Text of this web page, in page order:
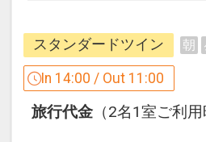
●由志園・・・車で約３
園の面積は4万m2で、
式の日本庭園です。毎
る池泉に何万輪もの牡
５分
綺麗な花や鳥達と出会
ークです。ペンギンの
ウの飛行ショー、バー
どころです。お子様連
※ご予約時に「お問合わ
モ」欄、またはご予約
にご希望をご記入くださ
※証明書等の提示が必
ざいます。
２３年３月展望大浴場
話題のサ活にもご利用
スタンダードツイン 朝
In 14:00 / Out 11:00
旅行代金 （2名1室ご利